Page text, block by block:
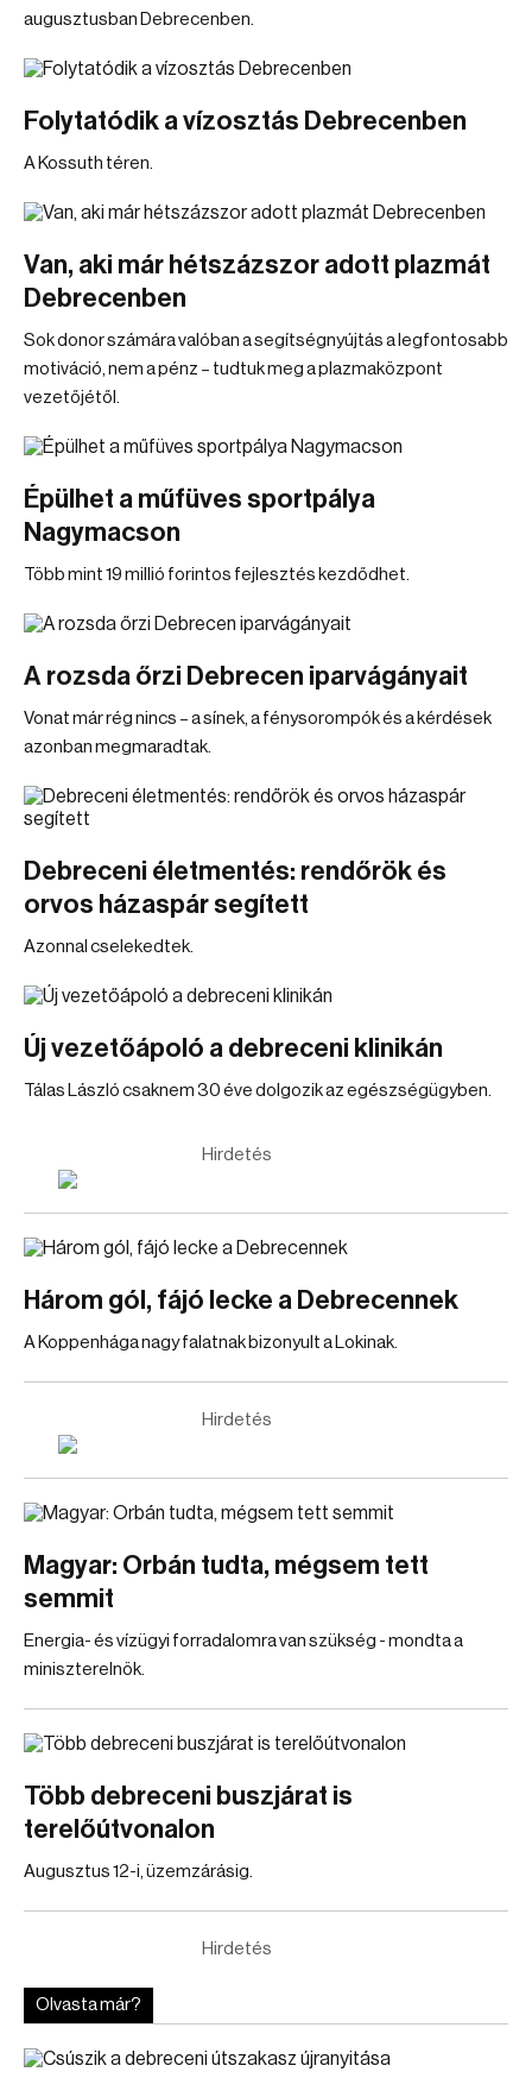
augusztusban Debrecenben.
Folytatódik a vízosztás Debrecenben
A Kossuth téren.
Van, aki már hétszázszor adott plazmát
Debrecenben
Sok donor számára valóban a segítségnyújtás a legfontosabb
motiváció, nem a pénz – tudtuk meg a plazmaközpont
vezetőjétől.
Épülhet a műfüves sportpálya
Nagymacson
Több mint 19 millió forintos fejlesztés kezdődhet.
A rozsda őrzi Debrecen iparvágányait
Vonat már rég nincs – a sínek, a fénysorompók és a kérdések
azonban megmaradtak.
Debreceni életmentés: rendőrök és
orvos házaspár segített
Azonnal cselekedtek.
Új vezetőápoló a debreceni klinikán
Tálas László csaknem 30 éve dolgozik az egészségügyben.
Hirdetés
Három gól, fájó lecke a Debrecennek
A Koppenhága nagy falatnak bizonyult a Lokinak.
Hirdetés
Magyar: Orbán tudta, mégsem tett
semmit
Energia- és vízügyi forradalomra van szükség - mondta a
miniszterelnök.
Több debreceni buszjárat is
terelőútvonalon
Augusztus 12-i, üzemzárásig.
Hirdetés
Olvasta már?